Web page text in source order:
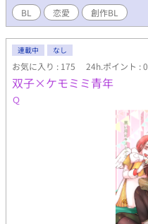
BL 恋愛 創作BL
連載中 なし
お気に入り : 175 24h.ポイント : 0
双子×ケモミミ青年
Ｑ